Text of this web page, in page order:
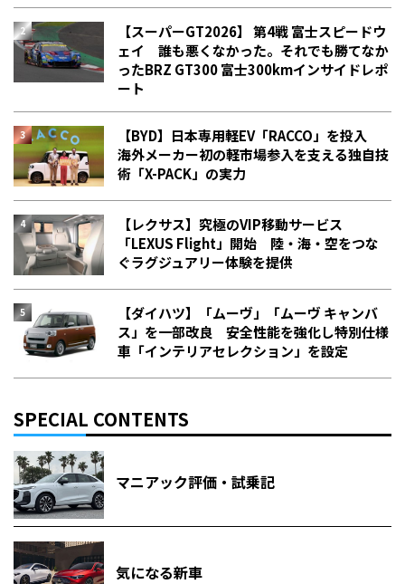
【スーパーGT2026】 第4戦 富士スピードウ
ェイ 誰も悪くなかった。それでも勝てなか
った――BRZ GT300 富士300kmインサイドレポ
ート
【BYD】日本専用軽EV「RACCO」を投入
海外メーカー初の軽市場参入を支える独自技
術「X-PACK」の実力
【レクサス】究極のVIP移動サービス
「LEXUS Flight」開始 陸・海・空をつな
ぐラグジュアリー体験を提供
【ダイハツ】「ムーヴ」「ムーヴ キャンバ
ス」を一部改良 安全性能を強化し特別仕様
車「インテリアセレクション」を設定
SPECIAL CONTENTS
マニアック評価・試乗記
気になる新車